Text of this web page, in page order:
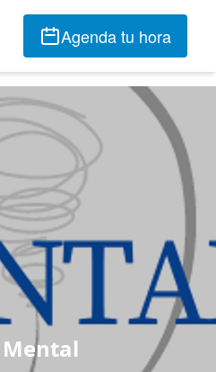
Agenda tu hora